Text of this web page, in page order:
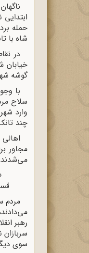
شاه با
در
خیابان
گوشه
با
سلاح
وارد
چند
مجاور
مردم
رهبر
سوی